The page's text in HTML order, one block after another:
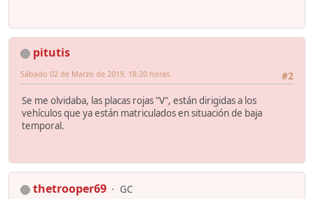
pitutis
#2
Sábado 02 de Marzo de 2019. 18:20 horas.
Se me olvidaba, las placas rojas "V", están dirigidas a los
vehículos que ya están matriculados en situación de baja
temporal.
thetrooper69
GC